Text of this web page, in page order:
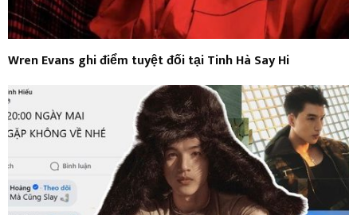
Wren Evans ghi điểm tuyệt đối tại Tinh Hà Say Hi